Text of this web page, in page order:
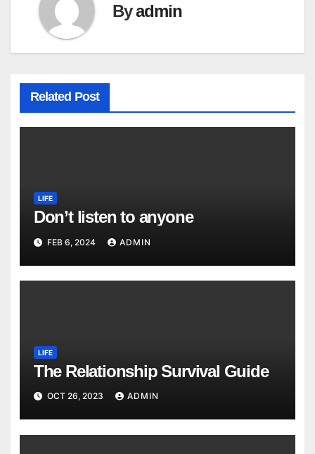
Byadmin
Related Post
LIFE
Don’t listen to anyone
FEB 6, 2024 ADMIN
LIFE
The Relationship Survival Guide
OCT 26, 2023 ADMIN